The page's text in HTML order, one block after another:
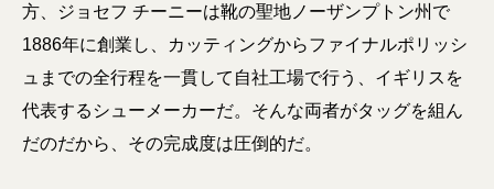
方、ジョセフ チーニーは靴の聖地ノーザンプトン州で
1886年に創業し、カッティングからファイナルポリッシ
ュまでの全行程を一貫して自社工場で行う、イギリスを
代表するシューメーカーだ。そんな両者がタッグを組ん
だのだから、その完成度は圧倒的だ。